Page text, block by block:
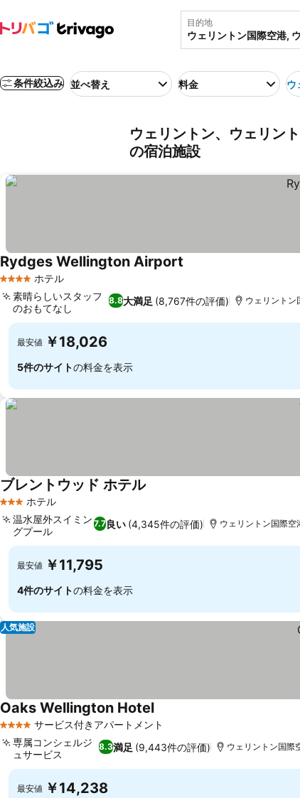
目的地
条件絞込み 並べ替え 料金 ウ
ウェリントン、ウェリン
の宿泊施設
4 ホテルのランク
ホテル
Rydges Wellington Airport
8.8大満足 (8,767件の評価)
素晴らしいスタッフ
のおもてなし
ウェリントン
最安値 ￥18,026
5件のサイトの料金を表示
3 ホテルのランク
ホテル
ブレントウッド ホテル
7.7良い (4,345件の評価)
温水屋外スイミン
グプール
ウェリントン国際空
最安値 ￥11,795
4件のサイトの料金を表示
人気施設
4 ホテルのランクサービス付きアパートメント
Oaks Wellington Hotel料金を表示
8.3満足 (9,443件の評価)
専属コンシェルジ
ュサービス
ウェリントン国際
最安値 ￥14,238